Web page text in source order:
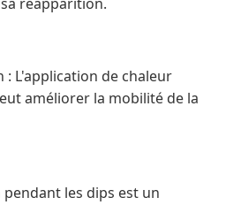
L'application de chaleur
améliorer la mobilité de la
les dips est un